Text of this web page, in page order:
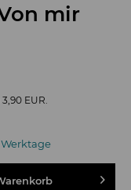
mir
EUR.